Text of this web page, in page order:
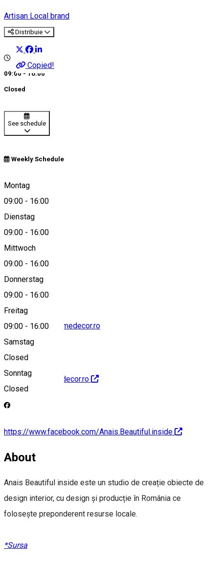
Artisan Local brand
Distribuie
Copied!
09:00 - 16:00
Closed
See schedule
Weekly Schedule
Montag
09:00 - 16:00
Dienstag
09:00 - 16:00
Mittwoch
09:00 - 16:00
Donnerstag
09:00 - 16:00
Freitag
09:00 - 16:00
Samstag
Closed
Sonntag
Closed
Sibiu, Romania
View on map
contact@anaishomedecor.ro
http://anaishomedecor.ro
https://www.facebook.com/Anais.Beautiful.inside
About
Anais Beautiful inside este un studio de creație obiecte de
design interior, cu design și producție în România ce
folosește preponderent resurse locale.
*Sursa